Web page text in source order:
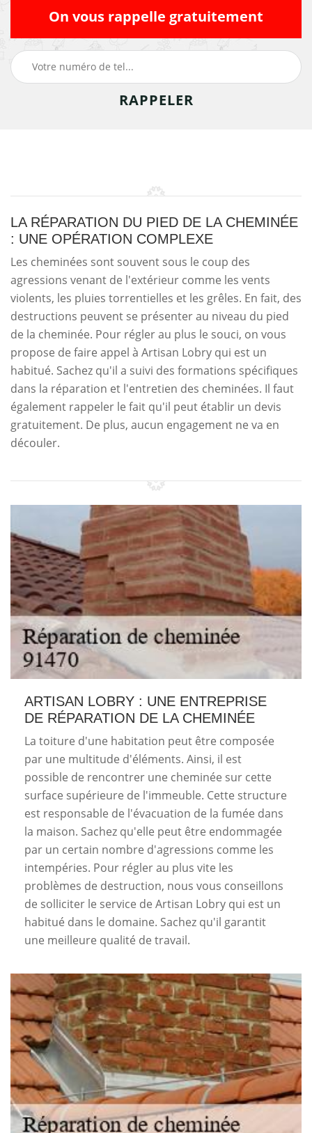
On vous rappelle gratuitement
LA RÉPARATION DU PIED DE LA CHEMINÉE
: UNE OPÉRATION COMPLEXE
Les cheminées sont souvent sous le coup des
agressions venant de l'extérieur comme les vents
violents, les pluies torrentielles et les grêles. En fait, des
destructions peuvent se présenter au niveau du pied
de la cheminée. Pour régler au plus le souci, on vous
propose de faire appel à Artisan Lobry qui est un
habitué. Sachez qu'il a suivi des formations spécifiques
dans la réparation et l'entretien des cheminées. Il faut
également rappeler le fait qu'il peut établir un devis
gratuitement. De plus, aucun engagement ne va en
découler.
ARTISAN LOBRY : UNE ENTREPRISE
DE RÉPARATION DE LA CHEMINÉE
La toiture d'une habitation peut être composée
par une multitude d'éléments. Ainsi, il est
possible de rencontrer une cheminée sur cette
surface supérieure de l'immeuble. Cette structure
est responsable de l'évacuation de la fumée dans
la maison. Sachez qu'elle peut être endommagée
par un certain nombre d'agressions comme les
intempéries. Pour régler au plus vite les
problèmes de destruction, nous vous conseillons
de solliciter le service de Artisan Lobry qui est un
habitué dans le domaine. Sachez qu'il garantit
une meilleure qualité de travail.